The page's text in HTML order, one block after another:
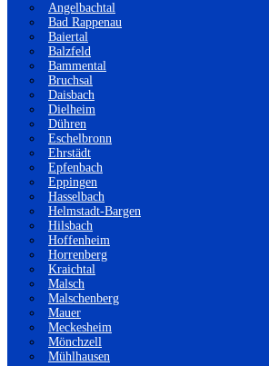
Angelbachtal
Bad Rappenau
Baiertal
Balzfeld
Bammental
Bruchsal
Daisbach
Dielheim
Dühren
Eschelbronn
Ehrstädt
Epfenbach
Eppingen
Hasselbach
Helmstadt-Bargen
Hilsbach
Hoffenheim
Horrenberg
Kraichtal
Malsch
Malschenberg
Mauer
Meckesheim
Mönchzell
Mühlhausen